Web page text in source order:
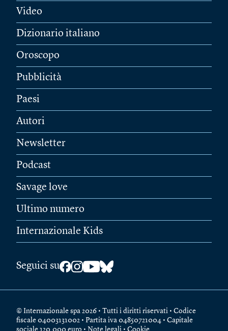
Video
Dizionario italiano
Oroscopo
Pubblicità
Paesi
Autori
Newsletter
Podcast
Savage love
Ultimo numero
Internazionale Kids
Seguici su
© Internazionale spa 2026 • Tutti i diritti riservati • Codice
fiscale 04003131002 • Partita iva 04850721004 • Capitale
sociale 120.000 euro • Note legali • Cookie